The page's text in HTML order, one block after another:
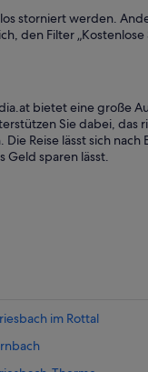
storniert werden.
den Filter „Kostenlose
bietet eine große
Sie dabei,
Reise lässt sich
Geld sparen lässt.
im Rottal